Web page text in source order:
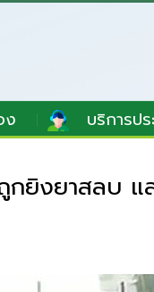
ง บริการป
กยิงยาสลบ